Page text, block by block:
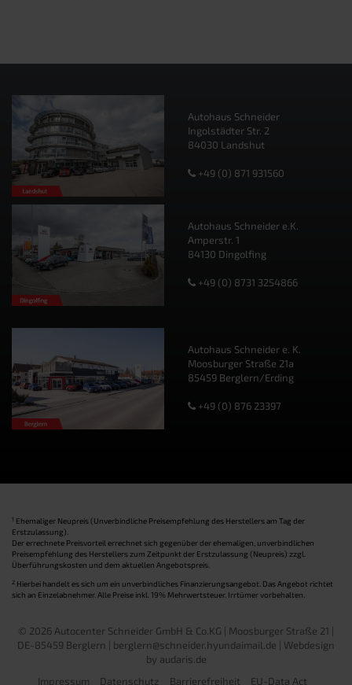
Autohaus Schneider
Ingolstädter Str. 2
84030 Landshut
+49 (0) 871 931560
Autohaus Schneider e.K.
Amperstr. 1
84130 Dingolfing
+49 (0) 8731 3254866
Autohaus Schneider e. K.
Moosburger Straße 21a
85459 Berglern/Erding
+49 (0) 876 23397
1 Ehemaliger Neupreis (Unverbindliche Preisempfehlung des Herstellers am Tag der
Erstzulassung).
Der errechnete Preisvorteil errechnet sich gegenüber der ehemaligen, unverbindlichen
Preisempfehlung des Herstellers zum Zeitpunkt der Erstzulassung (Neupreis) zzgl.
Überführungskosten und dem aktuellen Angebotspreis.
2 Hierbei handelt es sich um ein unverbindliches Finanzierungsangebot. Das Angebot richtet
sich an Einzelabnehmer. Alle Preise inkl. 19% Mehrwertsteuer. Irrtümer vorbehalten.
© 2026 Autocenter Schneider GmbH & Co.KG | Moosburger Straße 21 |
DE-85459 Berglern | berglern@schneider.hyundaimail.de | Webdesign
by audaris.de
Impressum
Datenschutz Barrierefreiheit EU-Data Act